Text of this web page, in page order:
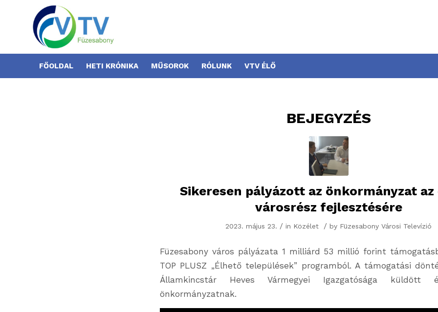
FŐOLDAL HETI KRÓNIKA MŰSOROK RÓLUNK VTV ÉLŐ
BEJEGYZÉS
Sikeresen pályázott az önkormányzat az
városrész fejlesztésére
2023. május 23. / in Közélet / by Füzesabony Városi Televízió
Füzesabony város pályázata 1 milliárd 53 millió forint
TOP PLUSZ „Élhető települések” programból. A támogatási
Államkincstár Heves Vármegyei Igazgatósága küldött
önkormányzatnak.